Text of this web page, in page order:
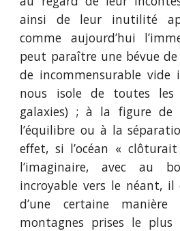
ainsi de leur inutilité
comme aujourd’hui
peut paraître une bévue
de incommensurable vide
nous isole de toutes
galaxies) ; à la figure de
l’équilibre ou à la
effet, si l’océan «
l’imaginaire, avec au
incroyable vers le néant,
d’une certaine
montagnes prises le plus